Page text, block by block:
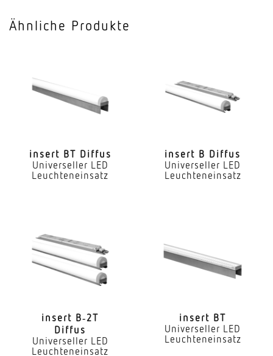
Dimmung DALI
Farbtemperatur
2700...6500 K
Geeignet für Lichtbandkonfiguration
geeignet für Durchgangsverdrahtung
Leuchtmittel
Ähnliche Produkte
insert BT Diffus
Universeller LED
Leuchteneinsatz
insert B Diffus
Universeller LED
Leuchteneinsatz
insert B‑2T
Diffus
Universeller LED
Leuchteneinsatz
insert BT
Universeller LED
Leuchteneinsatz